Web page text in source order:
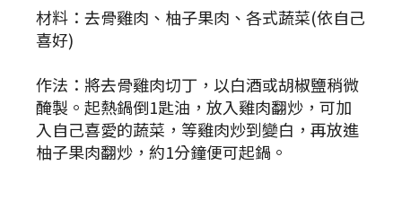
材料：去骨雞肉、柚子果肉、各式蔬菜(依自己
喜好)
作法：將去骨雞肉切丁，以白酒或胡椒鹽稍微
醃製。起熱鍋倒1匙油，放入雞肉翻炒，可加
入自己喜愛的蔬菜，等雞肉炒到變白，再放進
柚子果肉翻炒，約1分鐘便可起鍋。